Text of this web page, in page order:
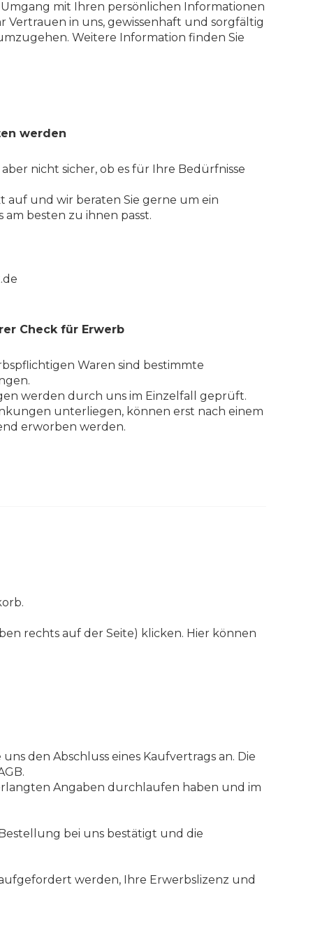
Umgang mit Ihren persönlichen Informationen
Vertrauen in uns, gewissenhaft und sorgfältig
Weitere Information finden Sie
werden
aber nicht sicher, ob es für Ihre Bedürfnisse
auf und wir beraten Sie gerne um ein
besten zu ihnen passt.
Check für Erwerb
Waren sind bestimmte
werden durch uns im Einzelfall geprüft.
unterliegen, können erst nach einem
erworben werden.
rechts auf der Seite) klicken. Hier können
den Abschluss eines Kaufvertrags an. Die
Angaben durchlaufen haben und im
bei uns bestätigt und die
werden, Ihre Erwerbslizenz und